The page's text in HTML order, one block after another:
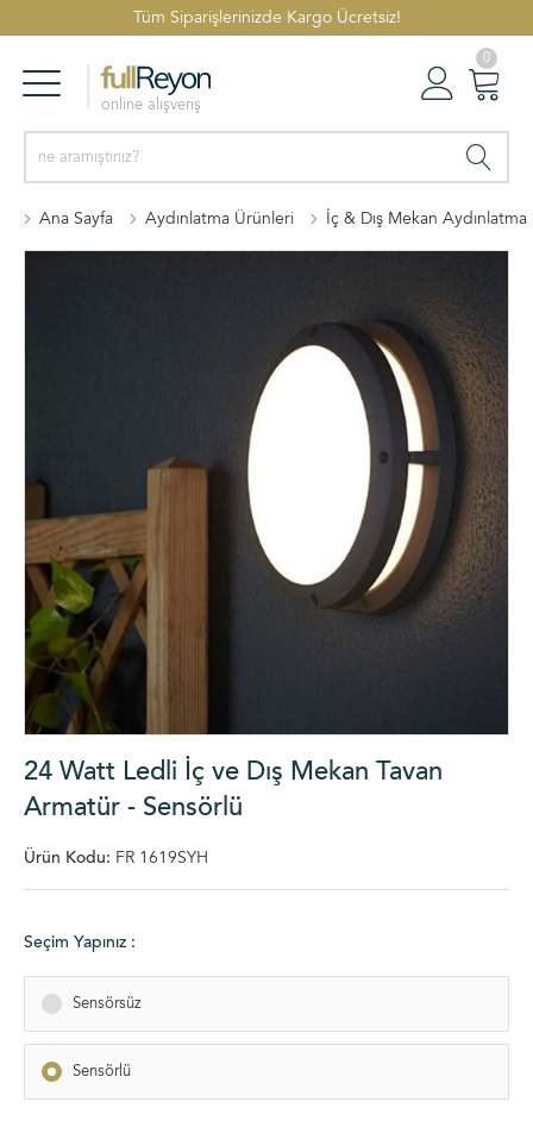
Tüm Siparişlerinizde Kargo Ücretsiz!
online alışveriş
0
Ana Sayfa Aydınlatma Ürünleri İç & Dış Mekan Aydınlatma
24 Watt Ledli İç ve Dış Mekan Tavan
Armatür - Sensörlü
Ürün Kodu: FR 1619SYH
Seçim Yapınız :
Sensörsüz
Sensörlü